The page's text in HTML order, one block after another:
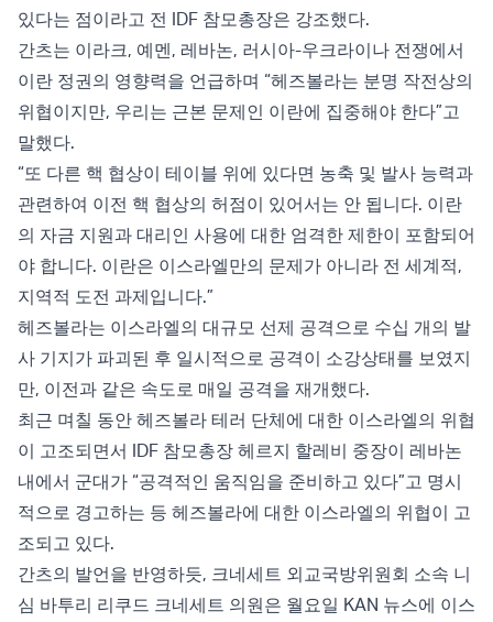
있다는 점이라고 전 IDF 참모총장은 강조했다.
간츠는 이라크, 예멘, 레바논, 러시아-우크라이나 전쟁에서
이란 정권의 영향력을 언급하며 “헤즈볼라는 분명 작전상의
위협이지만, 우리는 근본 문제인 이란에 집중해야 한다”고
말했다.
“또 다른 핵 협상이 테이블 위에 있다면 농축 및 발사 능력과
관련하여 이전 핵 협상의 허점이 있어서는 안 됩니다. 이란
의 자금 지원과 대리인 사용에 대한 엄격한 제한이 포함되어
야 합니다. 이란은 이스라엘만의 문제가 아니라 전 세계적,
지역적 도전 과제입니다.”
헤즈볼라는 이스라엘의 대규모 선제 공격으로 수십 개의 발
사 기지가 파괴된 후 일시적으로 공격이 소강상태를 보였지
만, 이전과 같은 속도로 매일 공격을 재개했다.
최근 며칠 동안 헤즈볼라 테러 단체에 대한 이스라엘의 위협
이 고조되면서 IDF 참모총장 헤르지 할레비 중장이 레바논
내에서 군대가 “공격적인 움직임을 준비하고 있다”고 명시
적으로 경고하는 등 헤즈볼라에 대한 이스라엘의 위협이 고
조되고 있다.
간츠의 발언을 반영하듯, 크네세트 외교국방위원회 소속 니
심 바투리 리쿠드 크네세트 의원은 월요일 KAN 뉴스에 이스